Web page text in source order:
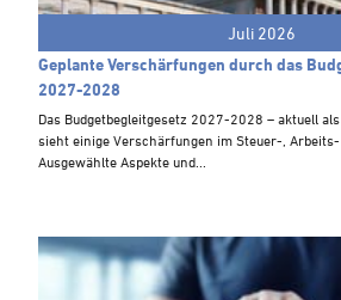
Juli 2026
Geplante Verschärfungen durch das
2027-2028
Das Budgetbegleitgesetz 2027-2028 – aktuell
sieht einige Verschärfungen im Steuer-,
Ausgewählte Aspekte und...